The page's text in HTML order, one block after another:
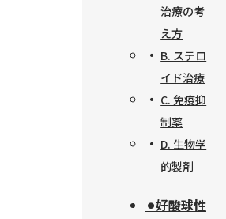
治療の考
え方
B. ステロ
イド治療
C. 免疫抑
制薬
D. 生物学
的製剤
⚫︎好酸球性